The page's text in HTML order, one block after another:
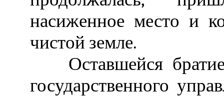
насиженное место и
чистой земле.
Оставшейся
государственного